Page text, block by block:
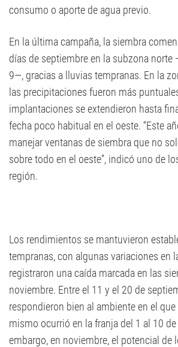
consumo o aporte de agua previo.
En la última campaña, la siembra
días de septiembre en la subzona norte
9—, gracias a lluvias tempranas. En la
las precipitaciones fueron más
implantaciones se extendieron hasta
fecha poco habitual en el oeste. “Este
manejar ventanas de siembra que no
sobre todo en el oeste”, indicó uno de
región.
Los rendimientos se mantuvieron
tempranas, con algunas variaciones en
registraron una caída marcada en las
noviembre. Entre el 11 y el 20 de
respondieron bien al ambiente en el
mismo ocurrió en la franja del 1 al 10
embargo, en noviembre, el potencial de